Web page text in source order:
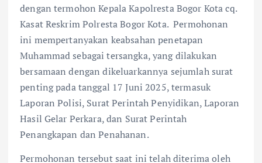
dengan termohon Kepala Kapolresta Bogor Kota cq.
Kasat Reskrim Polresta Bogor Kota. Permohonan
ini mempertanyakan keabsahan penetapan
Muhammad sebagai tersangka, yang dilakukan
bersamaan dengan dikeluarkannya sejumlah surat
penting pada tanggal 17 Juni 2025, termasuk
Laporan Polisi, Surat Perintah Penyidikan, Laporan
Hasil Gelar Perkara, dan Surat Perintah
Penangkapan dan Penahanan.
Permohonan tersebut saat ini telah diterima oleh